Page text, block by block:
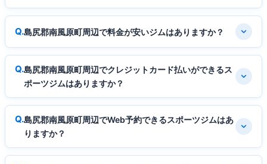
島尻郡南風原町周辺で料金が安いジムはありますか？
島尻郡南風原町周辺でクレジットカード払いができるス
ポーツジムはありますか？
島尻郡南風原町周辺でWeb予約できるスポーツジムはあ
りますか？